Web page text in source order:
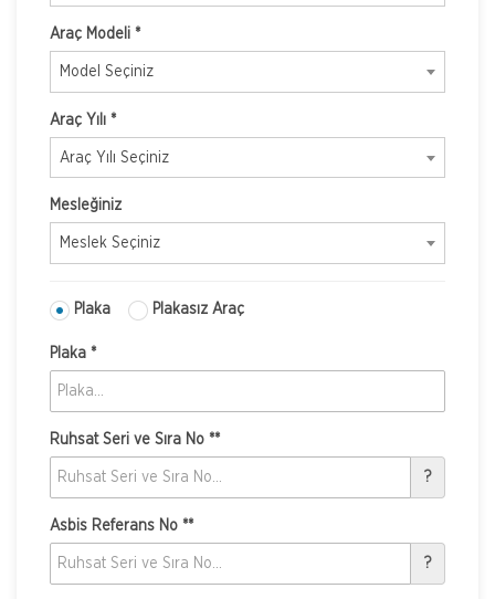
Araç Modeli *
Model Seçiniz
Araç Yılı *
Araç Yılı Seçiniz
Mesleğiniz
Meslek Seçiniz
Plaka Plakasız Araç
Plaka *
Ruhsat Seri ve Sıra No **
?
Asbis Referans No **
?